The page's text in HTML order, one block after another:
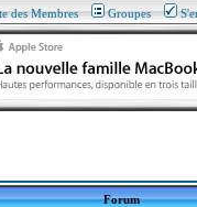
des Membres Groupes
Forum